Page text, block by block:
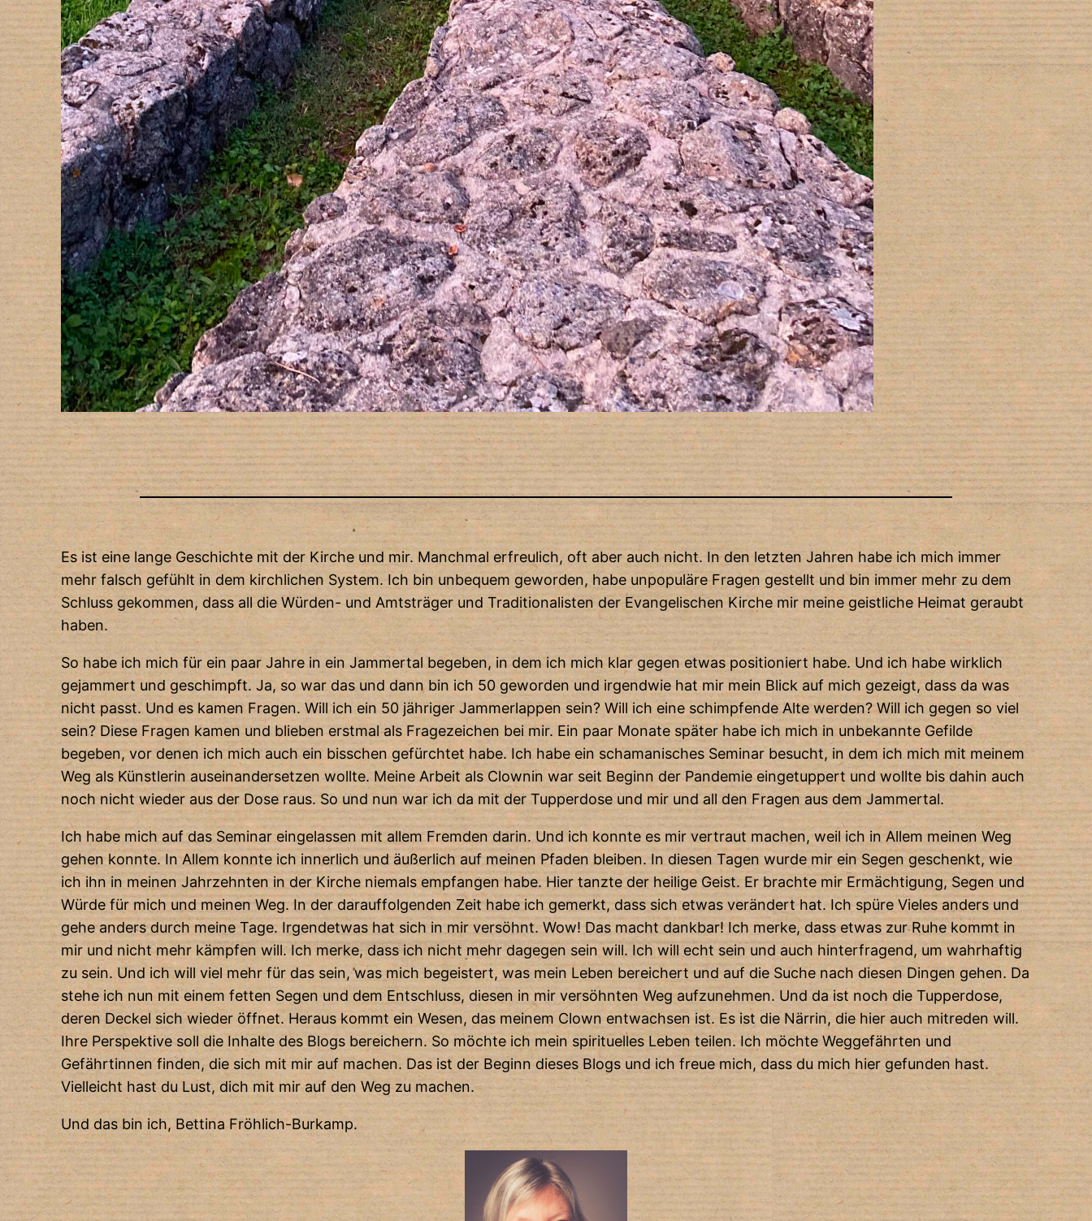
Es ist eine lange Geschichte mit der Kirche und mir. Manchmal erfreulich, oft aber auch nicht. In den letzten Jahren habe ich mich immer
mehr falsch gefühlt in dem kirchlichen System. Ich bin unbequem geworden, habe unpopuläre Fragen gestellt und bin immer mehr zu dem
Schluss gekommen, dass all die Würden- und Amtsträger und Traditionalisten der Evangelischen Kirche mir meine geistliche Heimat geraubt
haben.
So habe ich mich für ein paar Jahre in ein Jammertal begeben, in dem ich mich klar gegen etwas positioniert habe. Und ich habe wirklich
gejammert und geschimpft. Ja, so war das und dann bin ich 50 geworden und irgendwie hat mir mein Blick auf mich gezeigt, dass da was
nicht passt. Und es kamen Fragen. Will ich ein 50 jähriger Jammerlappen sein? Will ich eine schimpfende Alte werden? Will ich gegen so viel
sein? Diese Fragen kamen und blieben erstmal als Fragezeichen bei mir. Ein paar Monate später habe ich mich in unbekannte Gefilde
begeben, vor denen ich mich auch ein bisschen gefürchtet habe. Ich habe ein schamanisches Seminar besucht, in dem ich mich mit meinem
Weg als Künstlerin auseinandersetzen wollte. Meine Arbeit als Clownin war seit Beginn der Pandemie eingetuppert und wollte bis dahin auch
noch nicht wieder aus der Dose raus. So und nun war ich da mit der Tupperdose und mir und all den Fragen aus dem Jammertal.
Ich habe mich auf das Seminar eingelassen mit allem Fremden darin. Und ich konnte es mir vertraut machen, weil ich in Allem meinen Weg
gehen konnte. In Allem konnte ich innerlich und äußerlich auf meinen Pfaden bleiben. In diesen Tagen wurde mir ein Segen geschenkt, wie
ich ihn in meinen Jahrzehnten in der Kirche niemals empfangen habe. Hier tanzte der heilige Geist. Er brachte mir Ermächtigung, Segen und
Würde für mich und meinen Weg. In der darauffolgenden Zeit habe ich gemerkt, dass sich etwas verändert hat. Ich spüre Vieles anders und
gehe anders durch meine Tage. Irgendetwas hat sich in mir versöhnt. Wow! Das macht dankbar! Ich merke, dass etwas zur Ruhe kommt in
mir und nicht mehr kämpfen will. Ich merke, dass ich nicht mehr dagegen sein will. Ich will echt sein und auch hinterfragend, um wahrhaftig
zu sein. Und ich will viel mehr für das sein, was mich begeistert, was mein Leben bereichert und auf die Suche nach diesen Dingen gehen. Da
stehe ich nun mit einem fetten Segen und dem Entschluss, diesen in mir versöhnten Weg aufzunehmen. Und da ist noch die Tupperdose,
deren Deckel sich wieder öffnet. Heraus kommt ein Wesen, das meinem Clown entwachsen ist. Es ist die Närrin, die hier auch mitreden will.
Ihre Perspektive soll die Inhalte des Blogs bereichern. So möchte ich mein spirituelles Leben teilen. Ich möchte Weggefährten und
Gefährtinnen finden, die sich mit mir auf machen. Das ist der Beginn dieses Blogs und ich freue mich, dass du mich hier gefunden hast.
Vielleicht hast du Lust, dich mit mir auf den Weg zu machen.
Und das bin ich, Bettina Fröhlich-Burkamp.